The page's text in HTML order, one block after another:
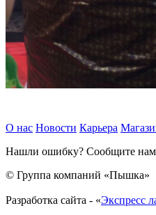
О нас Новости Карьера
Нашли ошибку? Сообщите
© Группа компаний «Пышка»
Разработка сайта - «Экспресс